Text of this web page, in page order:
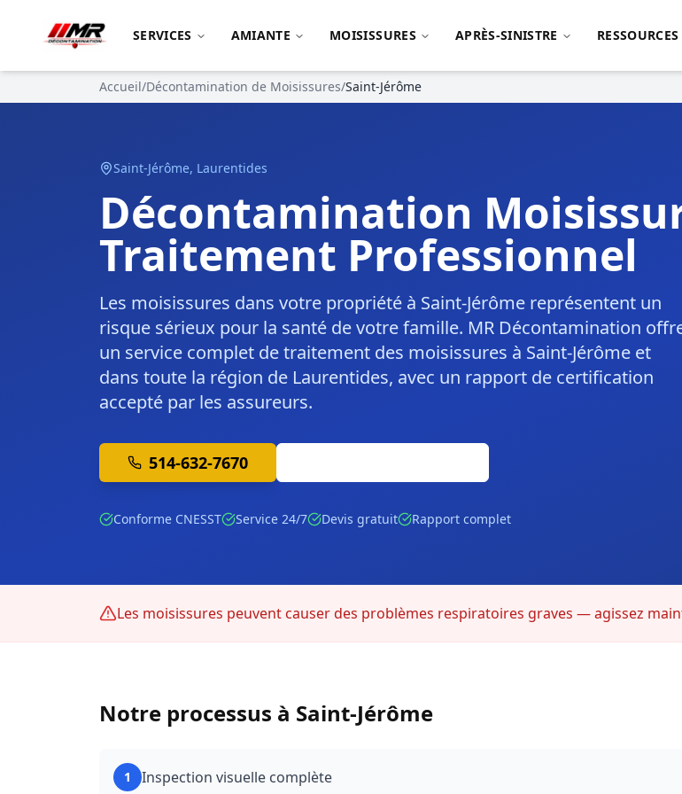
SERVICES AMIANTE MOISISSURES APRÈS-SINISTRE RESSOURCES
Accueil/Décontamination de Moisissures/Saint-Jérôme
Saint-Jérôme, Laurentides
Décontamination
Traitement Professionnel
Les moisissures dans votre propriété à Saint-Jérôme représentent un
risque sérieux pour la santé de votre famille. MR Décontamination
un service complet de traitement des moisissures à Saint-Jérôme et
dans toute la région de Laurentides, avec un rapport de certification
accepté par les assureurs.
514-632-7670
Conforme CNESST Service 24/7 Devis gratuit Rapport complet
Les moisissures peuvent causer des problèmes respiratoires graves — agissez
Notre processus à Saint-Jérôme
1 Inspection visuelle complète